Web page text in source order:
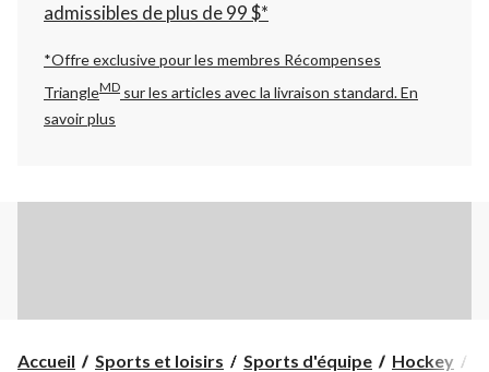
admissibles de plus de 99 $*
*Offre exclusive pour les membres Récompenses
TriangleMD sur les articles avec la livraison standard.En
savoir plus
Accueil Sports et loisirs Sports d'équipe Hockey